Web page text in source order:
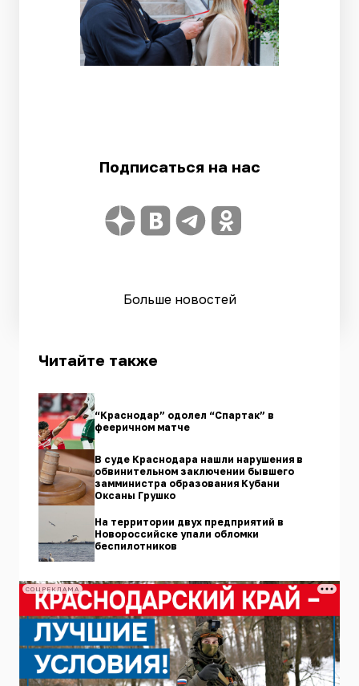
Подписаться на нас
Больше новостей
Читайте также
“Краснодар” одолел “Спартак” в
фееричном матче
В суде Краснодара нашли нарушения в
обвинительном заключении бывшего
замминистра образования Кубани
Оксаны Грушко
На территории двух предприятий в
Новороссийске упали обломки
беспилотников
СОЦРЕКЛАМА